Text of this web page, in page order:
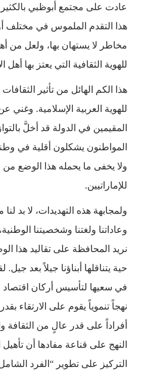
عادت على مجتمع أبوظبي بالكثير
هذا التقدم الملموس في مختلف
مخاطر لا يستهان بها، ولعل من
للهوية الثقافية التي يعتز بها أهل
هذا الكم الهائل من تأثير
للهوية العربية الإسلامية. وغني
المقيمين في الدولة قد أخلَّ
المواطنون يشكلون أقلية في
ولا يخفى ما يحمله هذا الوضع من
للإماراتيين.
ولمجابهة هذه التهديدات، لا بد
وعاداتنا ولغتنا وشخصيتنا
نريد المحافظة على تقاليد هذا
حية يتناقلها أبناؤنا جيلاً بعد
في سعيها لتأسيس أركان اقتصاد
نهجاً تنموياً يقوم على الارتقاء
أفراداً على قدر عالٍ من الثقافة
النهج على قناعة مفادها أن
التركيز على تطوير “الفرد